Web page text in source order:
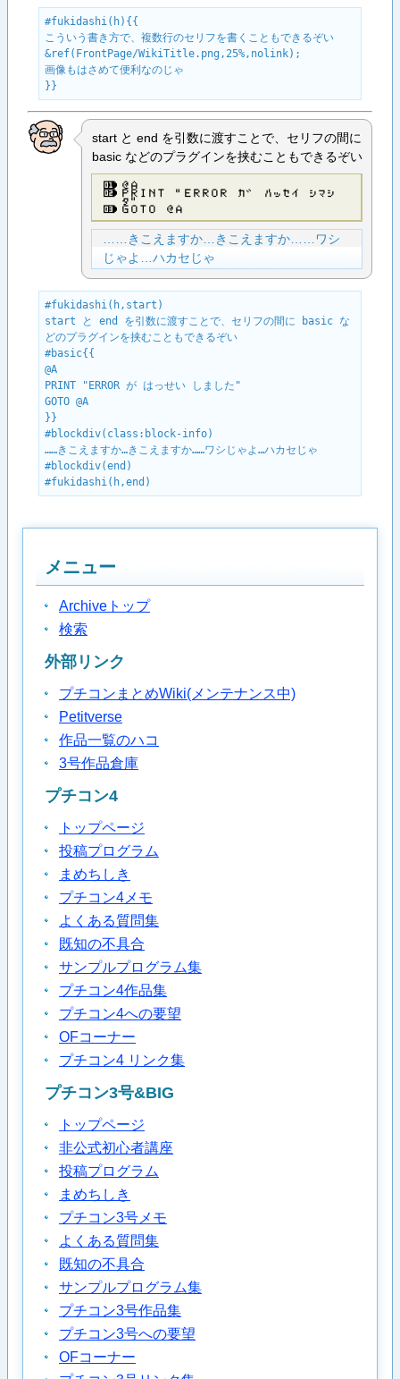
#fukidashi(h){{
こういう書き方で、複数行のセリフを書くこともできるぞい
&ref(FrontPage/WikiTitle.png,25%,nolink);
画像もはさめて便利なのじゃ
}}
start と end を引数に渡すことで、セリフの間に
basic などのプラグインを挟むこともできるぞい
＠Ａ
ＰＲＩＮＴ ”ＥＲＲＯＲ カ゛ ハッセイ シマシ
タ”
ＧＯＴＯ ＠Ａ
……きこえますか…きこえますか……ワシ
じゃよ…ハカセじゃ
#fukidashi(h,start)
start と end を引数に渡すことで、セリフの間に basic な
どのプラグインを挟むこともできるぞい
#basic{{
@A
PRINT "ERROR が はっせい しました"
GOTO @A
}}
#blockdiv(class:block-info)
……きこえますか…きこえますか……ワシじゃよ…ハカセじゃ
#blockdiv(end)
#fukidashi(h,end)
メニュー
Archiveトップ
検索
外部リンク
プチコンまとめWiki(メンテナンス中)
Petitverse
作品一覧のハコ
3号作品倉庫
プチコン4
トップページ
投稿プログラム
まめちしき
プチコン4メモ
よくある質問集
既知の不具合
サンプルプログラム集
プチコン4作品集
プチコン4への要望
OFコーナー
プチコン4 リンク集
プチコン3号&BIG
トップページ
非公式初心者講座
投稿プログラム
まめちしき
プチコン3号メモ
よくある質問集
既知の不具合
サンプルプログラム集
プチコン3号作品集
プチコン3号への要望
OFコーナー